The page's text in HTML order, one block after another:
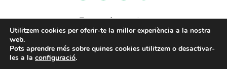
Termes de servei
Avis legal
Política de privacitat
Política de qualitat
Utilitzem cookies per oferir-te la millor experiència a la nostra
web.
Pots aprendre més sobre quines cookies utilitzem o desactivar-
les a la configuració.